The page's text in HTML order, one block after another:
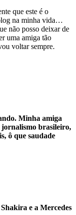
que este é o
na minha vida…
não posso deixar de
uma amiga tão
voltar sempre.
Minha amiga
brasileiro,
ô que saudade
e a Mercedes